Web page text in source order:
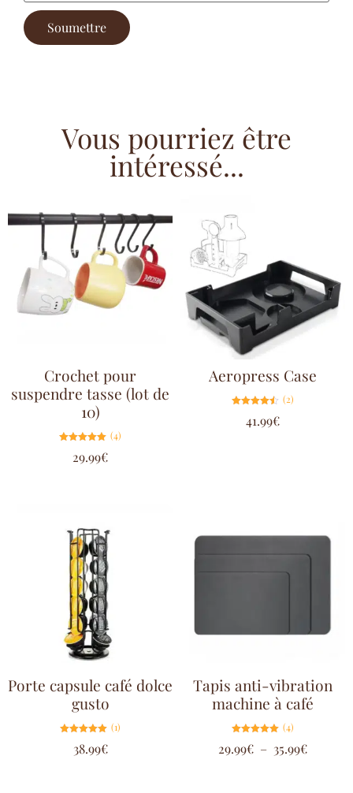
Vous pourriez être
intéressé...
Crochet pour
suspendre tasse (lot de
10)
5.00
sur 5
(4)
29.99€
Aeropress Case
4.50
sur 5
(2)
41.99€
Porte capsule café dolce
gusto
5.00
sur 5
(1)
38.99€
Tapis anti-vibration
machine à café
5.00
sur 5
(4)
29.99€ – 35.99€